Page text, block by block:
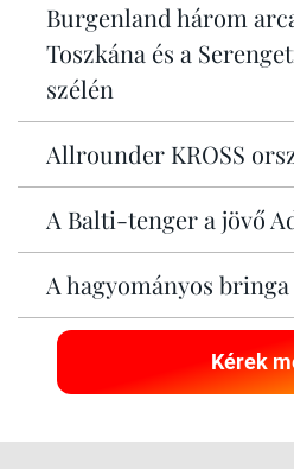
Burgenland három
Toszkána és a
szélén
Allrounder KROSS
A Balti-tenger a jövő
A hagyományos
Kérek